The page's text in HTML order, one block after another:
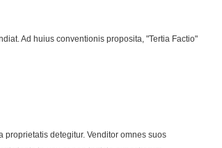
Ad huius conventionis proposita, "Tertia Factio"
detegitur. Venditor omnes suos